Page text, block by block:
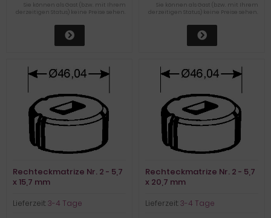
Sie können als Gast (bzw. mit Ihrem
derzeitigen Status) keine Preise sehen.
Sie können als Gast (bzw. mit Ihrem
derzeitigen Status) keine Preise sehen.
Rechteckmatrize Nr. 2 - 5,7
x 15,7 mm
Lieferzeit:3-4 Tage
Rechteckmatrize Nr. 2 - 5,7
x 20,7 mm
Lieferzeit:3-4 Tage